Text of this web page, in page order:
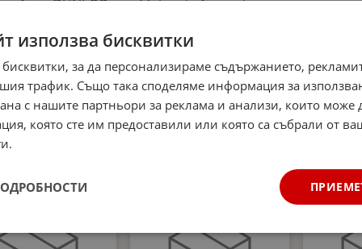
DUNLOP
за
на
€ / 32.27 лв.
Микрофибърна къпра
автомобил Dunlop -
аромат Океан
4.99 € / 9.76 лв.
Нов продукт
използва бисквитки
за да персонализираме съдържанието,
трафик. Също така споделяме информация за
с нашите партньори за реклама и анализи, които може
която сте им предоставили или която са събрали от